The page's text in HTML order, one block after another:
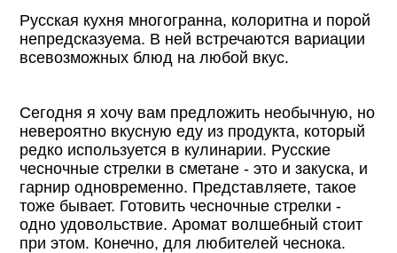
Русская кухня многогранна, колоритна и порой
непредсказуема. В ней встречаются вариации
всевозможных блюд на любой вкус.
Сегодня я хочу вам предложить необычную, но
невероятно вкусную еду из продукта, который
редко используется в кулинарии. Русские
чесночные стрелки в сметане - это и закуска, и
гарнир одновременно. Представляете, такое
тоже бывает. Готовить чесночные стрелки -
одно удовольствие. Аромат волшебный стоит
при этом. Конечно, для любителей чеснока.